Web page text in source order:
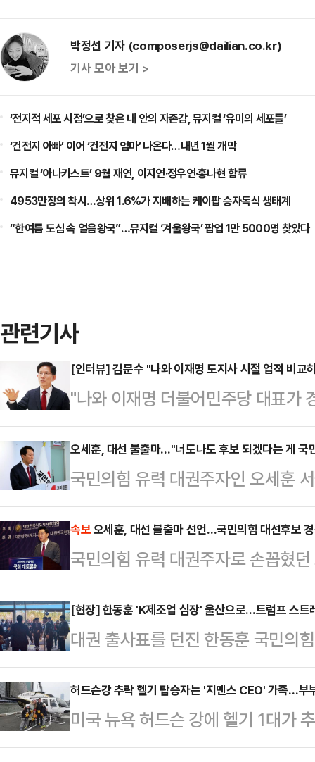
박정선 기자 (composerjs@dailian.co.kr)
기사 모아 보기 >
‘전지적 세포 시점’으로 찾은 내 안의 자존감, 뮤지컬 ‘유미의 세포들’
‘건전지 아빠’ 이어 ‘건전지 엄마’ 나온다…내년 1월 개막
뮤지컬 ‘아나키스트’ 9월 재연, 이지연·정우연·홍나현 합류
4953만장의 착시…상위 1.6%가 지배하는 케이팝 승자독식 생태계
“한여름 도심 속 얼음왕국”…뮤지컬 ‘겨울왕국’ 팝업 1만 5000명 찾았다
관련기사
[인터뷰] 김문수 "나와 이재명 도지사 시절 업적 비교
"나와 이재명 더불어민주당 대표가
(제 경쟁력이) 분명하게 보일 겁니
내려놓고 대선 출사표를 던졌다. 여
확장성에 한계가 있다'는 의구심이
탄핵에 대한 반대 입장 고수 등으로
다. 대중은 김 전 장관이 대선 본선
수 있을지 주의깊게 들여다보고 있
시절 이뤄낸…
오세훈, 대선 불출마…"너도나도 후보 되겠다는 게 국
국민의힘 유력 대권주자인 오세훈
선언했다.오세훈 시장은 12일 오전
긴급 기자회견에서 "정치인에게 추
때는 멈추는 용기도 필요하다"며 "
상화를 위해 백의종군으로 마중물
선언한 오 시장은 자신과 비전을 함
해서 역할을 하겠다고 말했다.오 시
나의 역할이 사라진다고…
속보오세훈, 대선 불출마 선언…국민의힘 대선후보
국민의힘 유력 대권주자로 손꼽혔
불출마를 선언했다. 국민의힘 대선
12일 오전 11시 서울 여의도 국민
서 "미약하게나마 내 한몸 비켜드
다"며 "이번 대선에 출마하지 않겠
마중물 역할을 하겠다"고 밝혔다.
[현장] 한동훈 'K제조업 심장' 울산으로…트럼프 스트
대권 출사표를 던진 한동훈 국민의
조업의 '심장' 울산을 향했다. 미국
길린 산업 현장을 발로 누비며 기업
다.한동훈 전 대표는 12일 울산 첫
사인 자동차부품 제조업체 명화공
허드슨강 추락 헬기 탑승자는 '지멘스 CEO' 가족…부
미국 뉴욕 허드슨 강에 헬기 1대가
기에 탑승하고 있던 일가족이 글로